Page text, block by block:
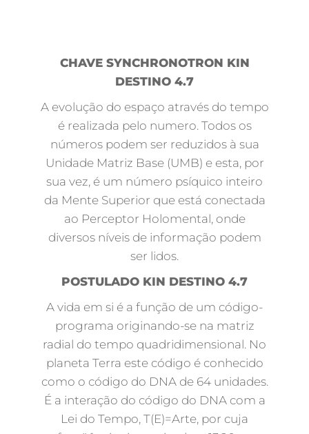
CHAVE SYNCHRONOTRON KIN
DESTINO 4.7
A evolução do espaço através do tempo
é realizada pelo numero. Todos os
números podem ser reduzidos à sua
Unidade Matriz Base (UMB) e esta, por
sua vez, é um número psíquico inteiro
da Mente Superior que está conectada
ao Perceptor Holomental, onde
diversos níveis de informação podem
ser lidos.
POSTULADO KIN DESTINO 4.7
A vida em si é a função de um código-
programa originando-se na matriz
radial do tempo quadridimensional. No
planeta Terra este código é conhecido
como o código do DNA de 64 unidades.
É a interação do código do DNA com a
Lei do Tempo, T(E)=Arte, por cuja